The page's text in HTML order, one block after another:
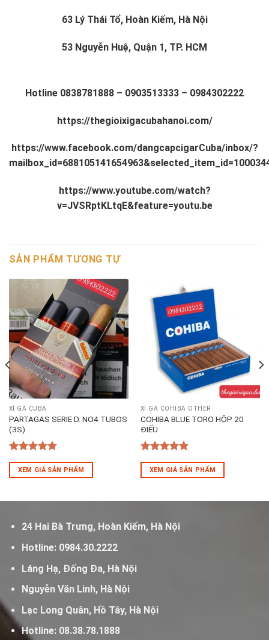
63 Lý Thái Tổ, Hoàn Kiếm, Hà Nội
53 Nguyễn Huệ, Quận 1, TP. HCM
Hotline 0838781888 – 0903513333 – 0984302222
https://thegioixigacubahanoi.com/
https://www.facebook.com/dangcapcigarCuba/inbox/?
https://www.youtube.com/watch?
v=JVSRptKLtqE&feature=youtu.be
SẢN PHẨM TƯƠNG TỰ
XÌ GÀ CUBA
PARTAGAS SERIE D. NO4 TUBOS
(3S)
5out of 5
XEM GIÁ SẢN PHẨM
XÌ GÀ COHIBA OTHER
COHIBA BLUE TORO HỘP 20
ĐIẾU
5out of 5
XEM GIÁ SẢN PHẨM
24 Hai Bà Trưng, Hoàn Kiếm, Hà Nội
Hotline: 0984.30.2222
Láng Hạ, Đống Đa, Hà Nội
Nguyễn Văn Linh, Hà Nội
Lạc Long Quân, Hồ Tây, Hà Nội
Hotline: 08.38.78.1888